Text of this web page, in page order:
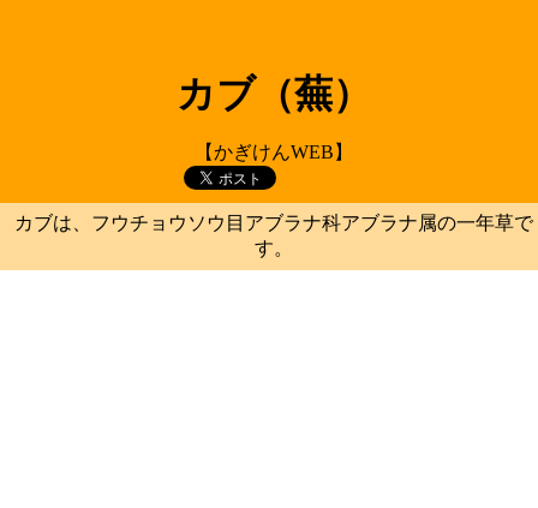
カブ（蕪）
【かぎけんWEB】
カブは、フウチョウソウ目アブラナ科アブラナ属の一年草で
す。